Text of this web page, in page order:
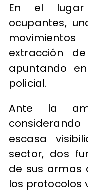
En el lugar
ocupantes,
extracción
apuntando
policial.
Ante la
escasa
sector, dos
de sus armas
los protocolos